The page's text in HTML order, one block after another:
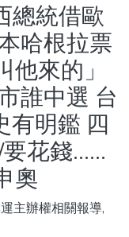
總統借歐
哈根拉票
來的」
誰中選 台
有明鑑 四
要花錢……
奧
主辦權相關報導,